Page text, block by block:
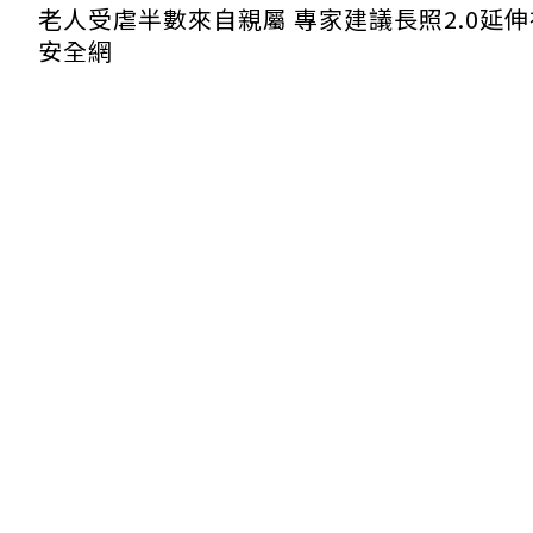
老人受虐半數來自親屬 專家建議長照2.0延
安全網